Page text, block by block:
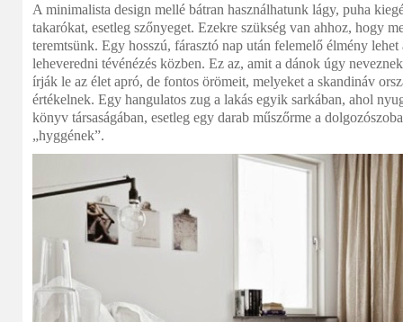
A minimalista design mellé bátran használhatunk lágy, puha
takarókat, esetleg szőnyeget. Ezekre szükség van ahhoz, hogy
teremtsünk. Egy hosszú, fárasztó nap után felemelő élmény
leheveredni tévénézés közben. Ez az, amit a dánok úgy
írják le az élet apró, de fontos örömeit, melyeket a skandináv
értékelnek. Egy hangulatos zug a lakás egyik sarkában, ahol
könyv társaságában, esetleg egy darab műszőrme a
„hyggének”.